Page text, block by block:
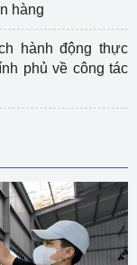
hàng
hành động thực
phủ về công tác